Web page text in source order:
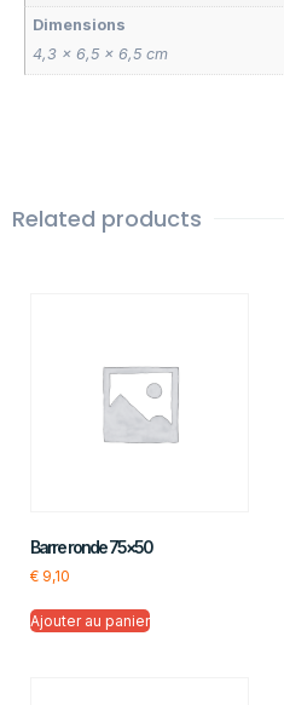
Dimensions
4,3 × 6,5 × 6,5 cm
Related products
Barre ronde 75×50
€ 9,10
Ajouter au panier